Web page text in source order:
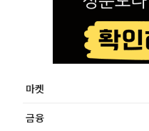
마켓
금융